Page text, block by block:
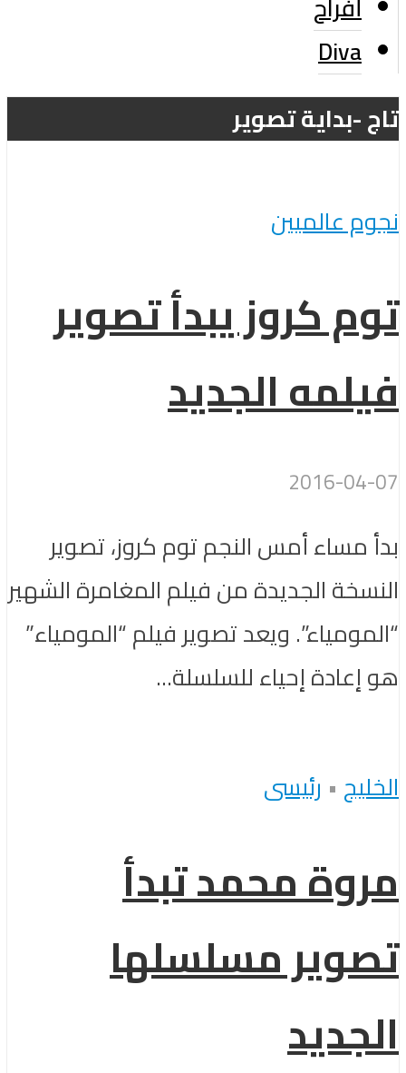
Diva
تاج -بداية تصوير
نجوم عالميين
توم كروز يبدأ تصوير
فيلمه الجديد
2016-04-07
بدأ مساء أمس النجم توم كروز، تصوير
النسخة الجديدة من فيلم المغامرة الشهير
“المومياء”. ويعد تصوير فيلم “المومياء”
هو إعادة إحياء للسلسلة...
الخليج • رئيسى
مروة محمد تبدأ
تصوير مسلسلها
الجديد